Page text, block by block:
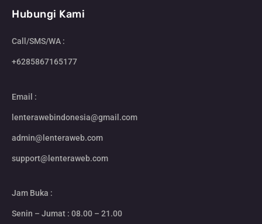
Hubungi Kami
Call/SMS/WA :
+6285867165177
Email :
lenterawebindonesia@gmail.com
admin@lenteraweb.com
support@lenteraweb.com
Jam Buka :
Senin – Jumat : 08.00 – 21.00